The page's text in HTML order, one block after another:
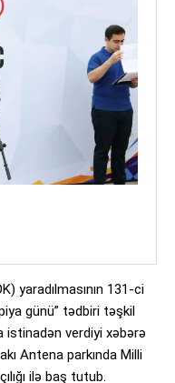
yaradılmasının 131-ci
günü” tədbiri təşkil
istinadən verdiyi xəbərə
Antena parkında Milli
ilə baş tutub.